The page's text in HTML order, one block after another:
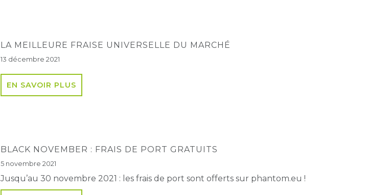
LA MEILLEURE FRAISE UNIVERSELLE DU MARCHÉ
13 décembre 2021
EN SAVOIR PLUS
BLACK NOVEMBER : FRAIS DE PORT GRATUITS
5 novembre 2021
Jusqu’au 30 novembre 2021 : les frais de port sont offerts sur phantom.eu !